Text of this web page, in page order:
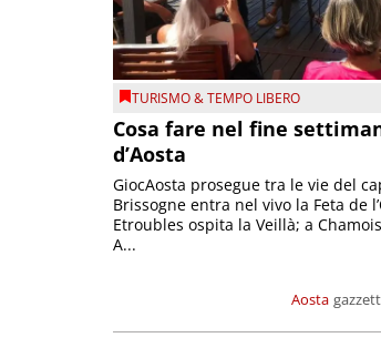
TURISMO & TEMPO LIBERO
Cosa fare nel fine
d’Aosta
Aosta
GiocAosta prosegue tra le vie del
Brissogne entra nel vivo la Feta de
Etroubles ospita la Veillà; a
A...